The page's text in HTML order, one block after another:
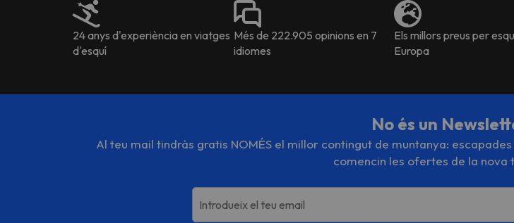
24 anys d'experiència en viatges
d'esquí
Més de 222.905 opinions en 7
idiomes
Els millors preus per
Europa
No és un
Al teu mail tindràs gratis NOMÉS el millor contingut de muntanya:
comencin les ofertes de la nova
Introdueix el teu email